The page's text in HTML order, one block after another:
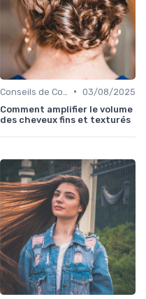
• 03/08/2025
Comment amplifier le volume
des cheveux fins et texturés